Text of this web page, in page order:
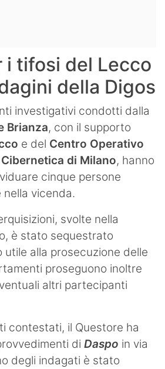
i tifosi del Lecco
della Digos
investigativi condotti dalla
Brianza, con il supporto
e del Centro Operativo
di Milano, hanno
cinque persone
vicenda.
svolte nella
è stato sequestrato
utile alla prosecuzione delle
proseguono inoltre
altri partecipanti
contestati, il Questore ha
di Daspo in via
degli indagati è stato